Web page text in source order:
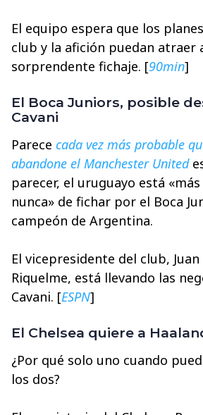
El equipo espera que los
club y la afición puedan atraer
sorprendente fichaje. [90min]
El Boca Juniors, posible
Cavani
Parece cada vez más probable
abandone el Manchester United
parecer, el uruguayo está
nunca» de fichar por el Boca
campeón de Argentina.
El vicepresidente del club, Juan
Riquelme, está llevando las
Cavani. [ESPN]
El Chelsea quiere a
¿Por qué solo uno cuando
los dos?